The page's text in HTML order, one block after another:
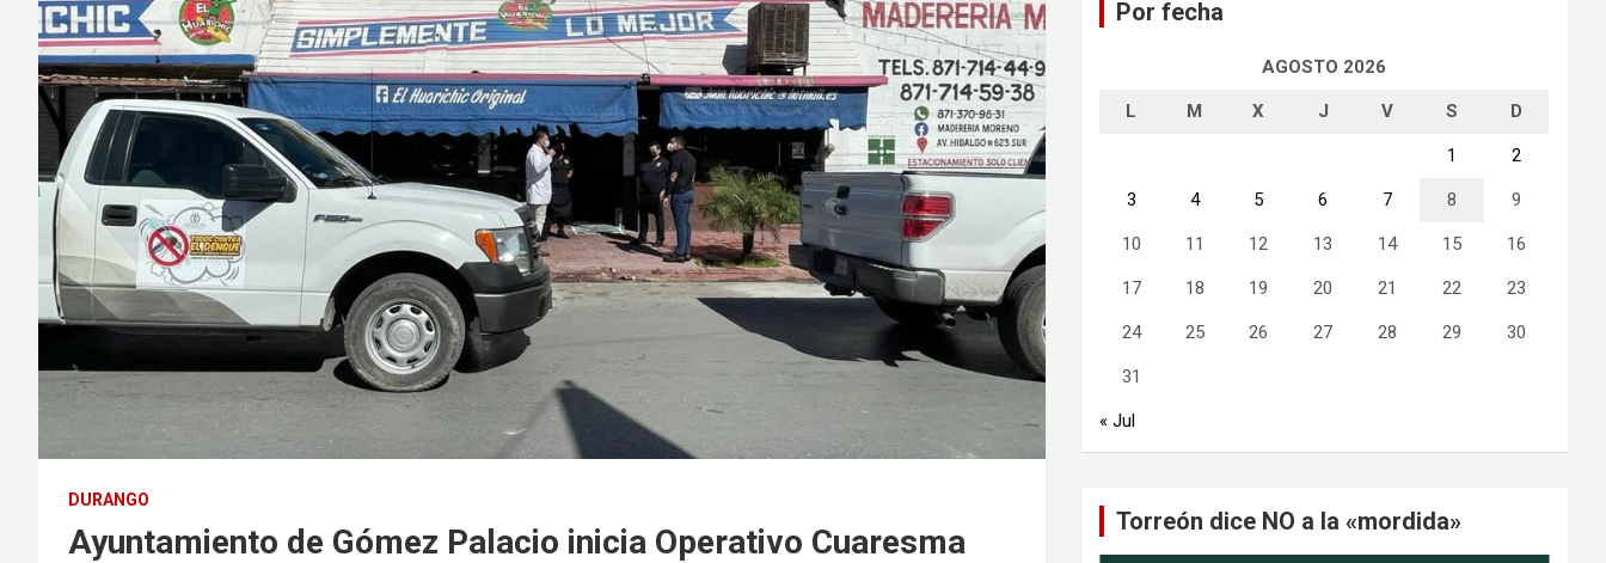
DURANGO
Ayuntamiento de Gómez Palacio inicia Operativo Cuaresma
Por fecha
AGOSTO 2026
L M X J V S D
1 2
3 4 5 6 7 8 9
10 11 12 13 14 15 16
17 18 19 20 21 22 23
24 25 26 27 28 29 30
31
« Jul
Torreón dice NO a la «mordida»